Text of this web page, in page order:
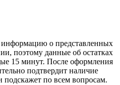
о представленных
поэтому данные об остатках
15 минут. После оформления
подтвердит наличие
подскажет по всем вопросам.